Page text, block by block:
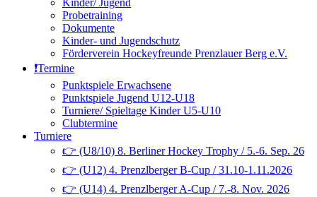
Kinder/ Jugend
Probetraining
Dokumente
Kinder- und Jugendschutz
Förderverein Hockeyfreunde Prenzlauer Berg e.V.
❗️Termine
Punktspiele Erwachsene
Punktspiele Jugend U12-U18
Turniere/ Spieltage Kinder U5-U10
Clubtermine
Turniere
👉 (U8/10) 8. Berliner Hockey Trophy / 5.-6. Sep. 26
👉 (U12) 4. Prenzlberger B-Cup / 31.10-1.11.2026
👉 (U14) 4. Prenzlberger A-Cup / 7.-8. Nov. 2026